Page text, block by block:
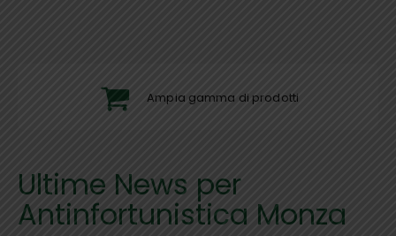
Ampia gamma di prodotti
Ultime News per
Antinfortunistica Monza